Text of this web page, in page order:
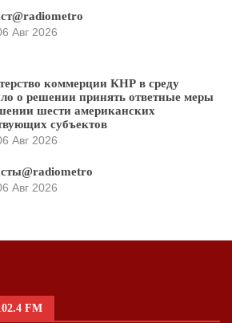
Авг 2026
коммерции КНР в среду
о решении принять ответные меры
шести американских
субъектов
Авг 2026
Авг 2026
FM